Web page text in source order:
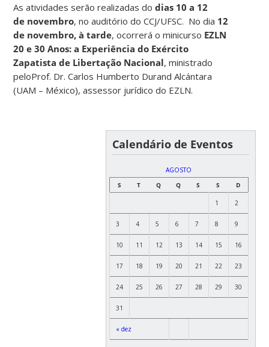
As atividades serão realizadas dodias 10 a 12
de novembro, no auditório do CCJ/UFSC. No dia 12
de novembro, à tarde, ocorrerá o minicurso EZLN
20 e 30 Anos: a Experiência do Exército
Zapatista de Libertação Nacional, ministrado
peloProf. Dr. Carlos Humberto Durand Alcántara
(UAM – México), assessor jurídico do EZLN.
Calendário de Eventos
AGOSTO
S
T Q Q S S D
« dez
1 2
3 4 5 6 7 8 9
10 11 12 13 14 15 16
17 18 19 20 21 22 23
24 25 26 27 28 29 30
31